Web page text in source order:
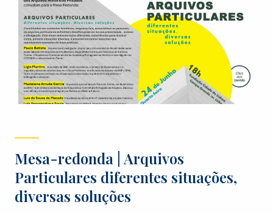
Mesa-redonda | Arquivos
Particulares diferentes situações,
diversas soluções